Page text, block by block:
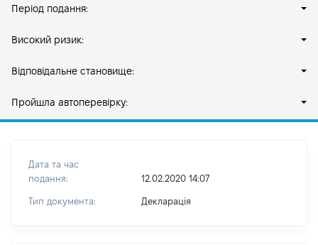
Період подання:
Високий ризик:
Відповідальне становище:
Пройшла автоперевірку:
Дата та час
подання:
12.02.2020 14:07
Тип документа: Декларація